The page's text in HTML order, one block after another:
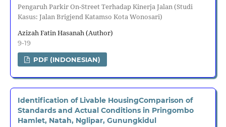
Pengaruh Parkir On-Street Terhadap Kinerja Jalan (Studi
Kasus: Jalan Brigjend Katamso Kota Wonosari)
Azizah Fatin Hasanah (Author)
9-19
PDF (INDONESIAN)
Identification of Livable HousingComparison of
Standards and Actual Conditions in Pringombo
Hamlet, Natah, Nglipar, Gunungkidul